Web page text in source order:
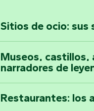
Toda la agenda
Sitios de ocio: sus
Museos, castillos,
narradores de
Restaurantes: los